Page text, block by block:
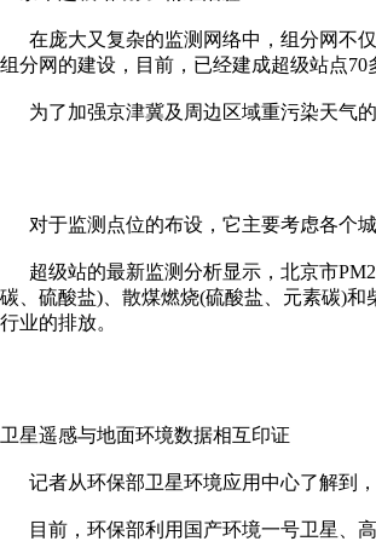
在庞大又复杂的监测网络中，组分网不仅
组分网的建设，目前，已经建成超级站点70
为了加强京津冀及周边区域重污染天气的
对于监测点位的布设，它主要考虑各个城
超级站的最新监测分析显示，北京市
碳、硫酸盐)、散煤燃烧(硫酸盐、元素碳)
行业的排放。
卫星遥感与地面环境数据相互印证
记者从环保部卫星环境应用中心了解到，
目前，环保部利用国产环境一号卫星、高